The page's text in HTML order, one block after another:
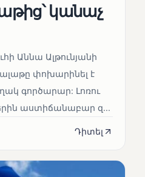
կանաչ
Աննա Ալթունյանի
փոխարինել է
գործարար: Լոռու
աստիճանաբար զ...
Դիտել